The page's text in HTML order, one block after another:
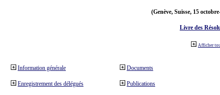
(Genève, Suisse, 15
Livre des
Afficher
Information générale
Enregistrement des délégués
Documents
Publications